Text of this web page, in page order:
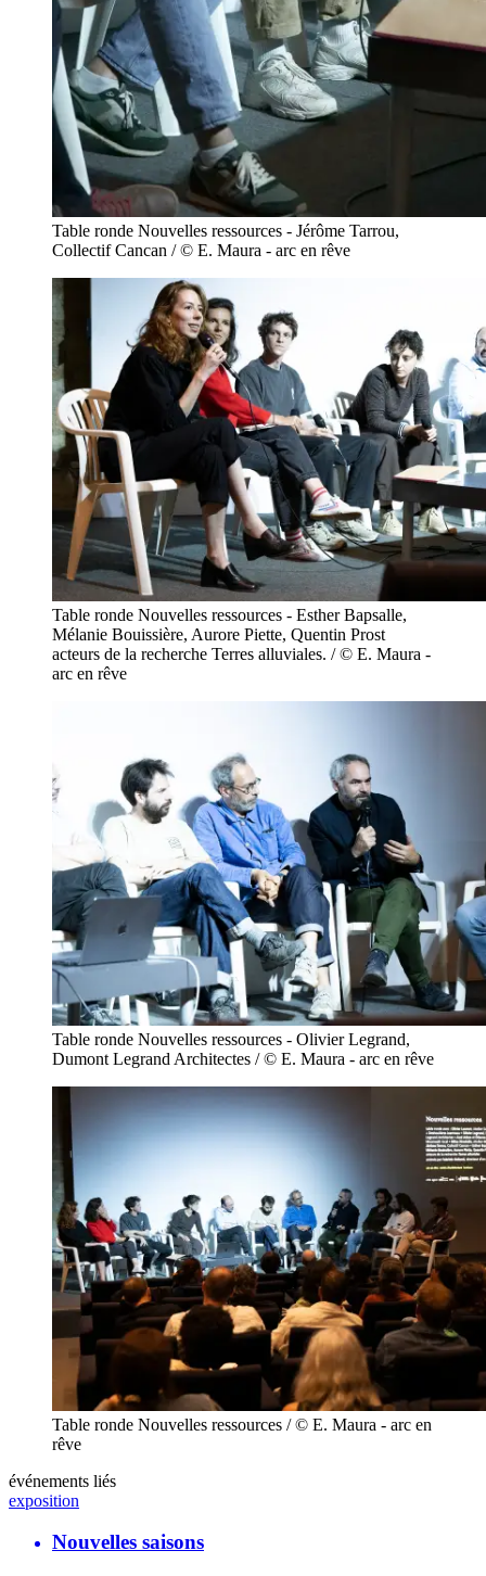
Table ronde Nouvelles ressources - Jérôme Tarrou,
Collectif Cancan / © E. Maura - arc en rêve
Table ronde Nouvelles ressources - Esther Bapsalle,
Mélanie Bouissière, Aurore Piette, Quentin Prost
acteurs de la recherche Terres alluviales. / © E. Maura -
arc en rêve
Table ronde Nouvelles ressources - Olivier Legrand,
Dumont Legrand Architectes / © E. Maura - arc en rêve
Table ronde Nouvelles ressources / © E. Maura - arc en
rêve
événements liés
exposition
Nouvelles saisons